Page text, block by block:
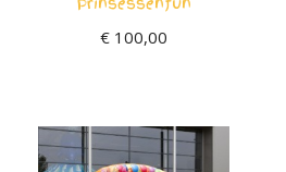
€ 100,00